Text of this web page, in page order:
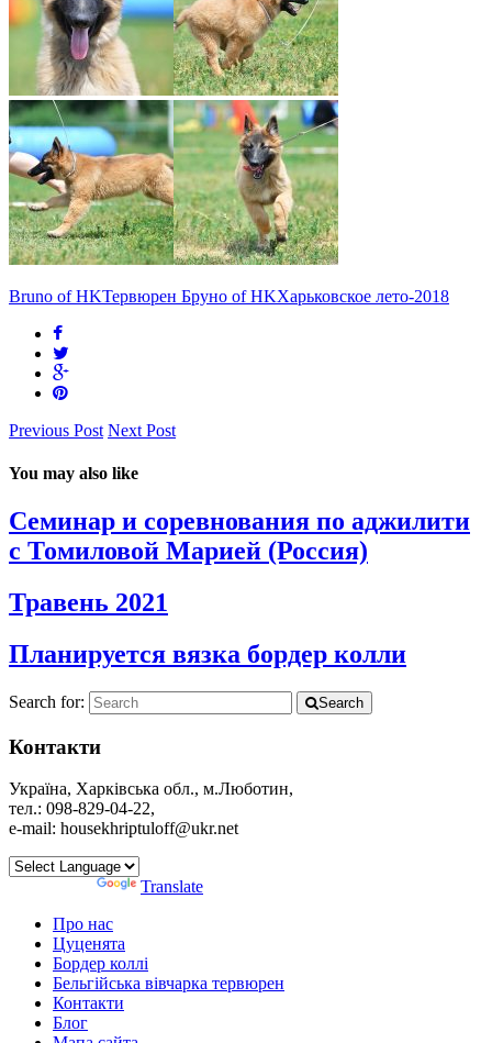
Bruno of HKТервюрен Бруно of HKХарьковское лето-2018
Previous Post Next Post
You may also like
Семинар и соревнования по аджилити
с Томиловой Марией (Россия)
Травень 2021
Планируется вязка бордер колли
Search for: Search
Контакти
Україна, Харківська обл., м.Люботин,
тел.: 098-829-04-22,
e-mail: housekhriptuloff@ukr.net
Translate
Про нас
Цуценята
Бордер коллі
Бельгійська вівчарка тервюрен
Контакти
Блог